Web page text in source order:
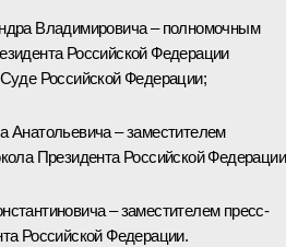
Владимировича – полномочным
Российской Федерации
Российской Федерации;
Анатольевича – заместителем
Президента Российской
– заместителем пресс-
Российской Федерации.